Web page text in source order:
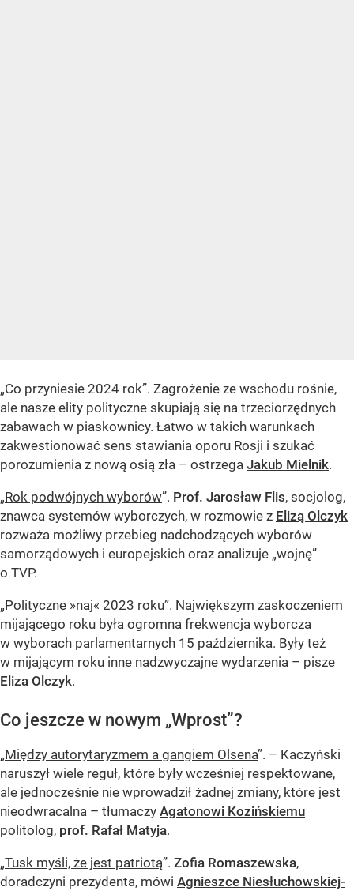
„Co przyniesie 2024 rok”. Zagrożenie ze wschodu rośnie,
ale nasze elity polityczne skupiają się na trzeciorzędnych
zabawach w piaskownicy. Łatwo w takich warunkach
zakwestionować sens stawiania oporu Rosji i szukać
porozumienia z nową osią zła – ostrzega Jakub Mielnik.
„Rok podwójnych wyborów”. Prof. Jarosław Flis, socjolog,
znawca systemów wyborczych, w rozmowie z Elizą Olczyk
rozważa możliwy przebieg nadchodzących wyborów
samorządowych i europejskich oraz analizuje „wojnę”
o TVP.
„Polityczne »naj« 2023 roku”. Największym zaskoczeniem
mijającego roku była ogromna frekwencja wyborcza
w wyborach parlamentarnych 15 października. Były też
w mijającym roku inne nadzwyczajne wydarzenia – pisze
Eliza Olczyk.
Co jeszcze w nowym „Wprost”?
„Między autorytaryzmem a gangiem Olsena”. – Kaczyński
naruszył wiele reguł, które były wcześniej respektowane,
ale jednocześnie nie wprowadził żadnej zmiany, które jest
nieodwracalna – tłumaczy Agatonowi Kozińskiemu
politolog, prof. Rafał Matyja.
„Tusk myśli, że jest patriotą”. Zofia Romaszewska,
doradczyni prezydenta, mówi Agnieszce Niesłuchowskiej-